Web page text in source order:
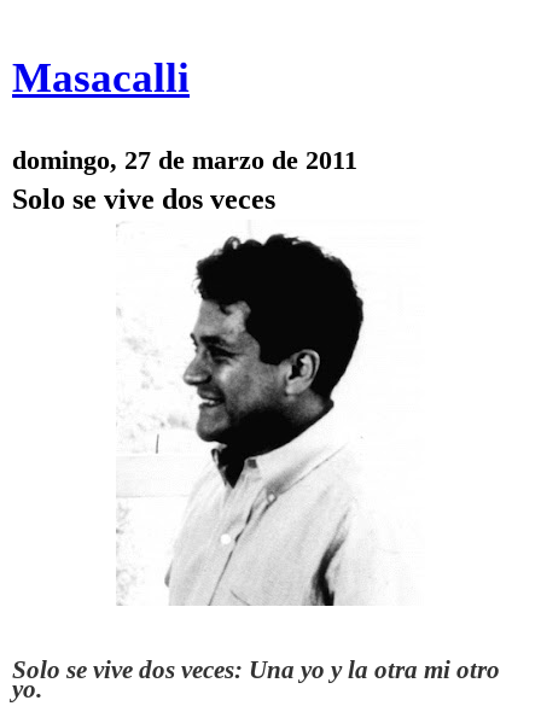
Masacalli
domingo, 27 de marzo de 2011
Solo se vive dos veces
Solo se vive dos veces: Una yo y la otra mi otro
yo.